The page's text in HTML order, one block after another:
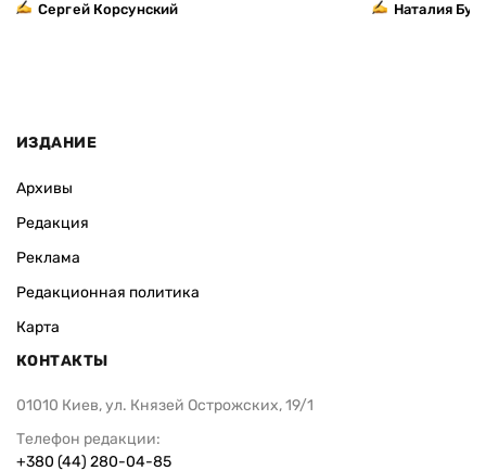
Сергей Корсунский Наталия
ИЗДАНИЕ
Архивы
Редакция
Реклама
Редакционная политика
Карта
КОНТАКТЫ
01010 Киев, ул. Князей Острожских, 19/1
Телефон редакции:
+380 (44) 280-04-85